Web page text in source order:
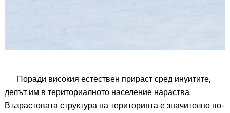
Поради високия естествен прираст сред инуитите,
делът им в териториалното население нараства.
Възрастовата структура на територията е значително по-